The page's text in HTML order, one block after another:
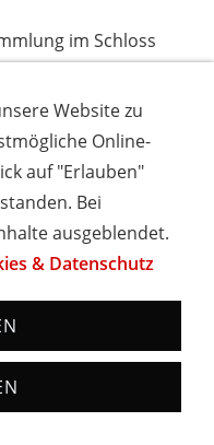
im Schloss
in harmonischer
Oase ist der
kleine
weitläufige
Blumenkunst
Angeboten
Anlage oder dem
er Kurpark auch
Website zu
Online-
auf "Erlauben"
Bei
ausgeblendet.
& Datenschutz